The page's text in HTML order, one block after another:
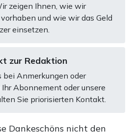
zeigen Ihnen, wie wir
und wie wir das Geld
einsetzen.
zur Redaktion
bei Anmerkungen oder
Abonnement oder unsere
Sie priorisierten Kontakt.
Dankeschöns nicht den